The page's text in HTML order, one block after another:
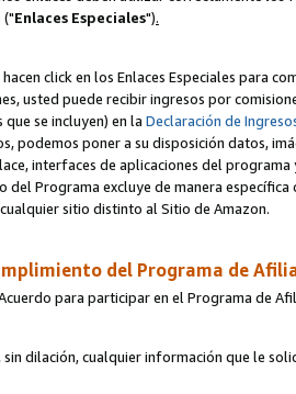
("Enlaces Especiales").
click en los Enlaces Especiales para
usted puede recibir ingresos por
se incluyen) en la Declaración de
podemos poner a su disposición datos,
interfaces de aplicaciones del
del Programa excluye de manera
sitio distinto al Sitio de Amazon.
del Programa de
para participar en el Programa de
dilación, cualquier información que le